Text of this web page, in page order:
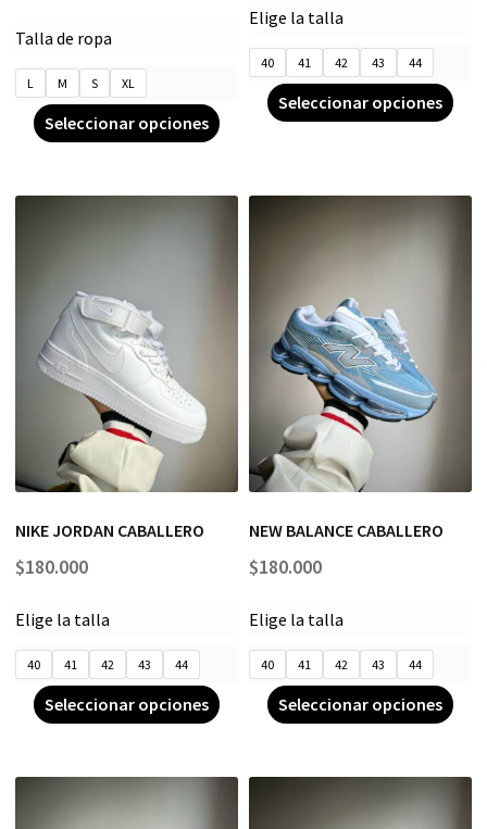
Talla de ropa
L M S XL
Seleccionar opciones
Elige la talla
40 41 42 43 44
Seleccionar opciones
NIKE JORDAN CABALLERO
$180.000
Elige la talla
40 41 42 43 44
Seleccionar opciones
NEW BALANCE CABALLERO
$180.000
Elige la talla
40 41 42 43 44
Seleccionar opciones